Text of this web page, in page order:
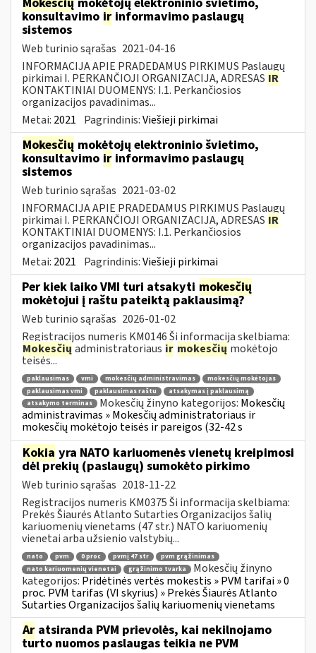
konsultavimo ir informavimo paslaugų
sistemos
Web turinio sąrašas 2021-04-16
INFORMACIJA APIE PRADEDAMUS PIRKIMUS Paslaugų
pirkimai I. PERKANČIOJI ORGANIZACIJA, ADRESAS IR
KONTAKTINIAI DUOMENYS: I.1. Perkančiosios
organizacijos pavadinimas...
Metai: 2021 Pagrindinis:Viešieji pirkimai
Mokesčių mokėtojų elektroninio švietimo,
konsultavimo ir informavimo paslaugų
sistemos
Web turinio sąrašas 2021-03-02
INFORMACIJA APIE PRADEDAMUS PIRKIMUS Paslaugų
pirkimai I. PERKANČIOJI ORGANIZACIJA, ADRESAS IR
KONTAKTINIAI DUOMENYS: I.1. Perkančiosios
organizacijos pavadinimas...
Metai: 2021 Pagrindinis:Viešieji pirkimai
Per kiek laiko VMI turi atsakyti mokesčių
mokėtojui į raštu pateiktą paklausimą?
Web turinio sąrašas 2026-01-02
Registracijos numeris KM0146 Ši informacija skelbiama:
Mokesčių administratoriaus ir mokesčių mokėtojo
teisės...
paklausimas vmi mokesčių administravimas
mokesčių mokėtojas
paklausimas vmi
paklausimas raštu
atsakymas į paklausimą
atsakymo terminas
Mokesčių žinyno kategorijos: Mokesčių
administravimas » Mokesčių administratoriaus ir
mokesčių mokėtojo teisės ir pareigos (32-42 s
Kokia yra NATO kariuomenės vienetų kreipimosi
dėl prekių (paslaugų) sumokėto pirkimo
Web turinio sąrašas 2018-11-22
Registracijos numeris KM0375 Ši informacija skelbiama:
Prekės Šiaurės Atlanto Sutarties Organizacijos šalių
kariuomenių vienetams (47 str.) NATO kariuomenių
vienetai arba užsienio valstybių...
nato pvm 0 proc pvmį 47 str
pvm grąžinimas
nato kariuomenių vienetai
grąžinimo tvarka
Mokesčių žinyno
kategorijos: Pridėtinės vertės mokestis » PVM tarifai » 0
proc. PVM tarifas (VI skyrius) » Prekės Šiaurės Atlanto
Sutarties Organizacijos šalių kariuomenių vienetams
Ar atsiranda PVM prievolės, kai nekilnojamo
turto nuomos paslaugas teikia ne PVM